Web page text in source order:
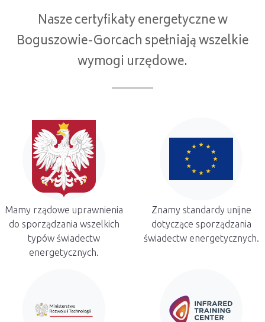
Nasze certyfikaty energetyczne w
Boguszowie-Gorcach spełniają wszelkie
wymogi urzędowe.
Mamy rządowe uprawnienia
do sporządzania wszelkich
typów świadectw
energetycznych.
Znamy standardy unijne
dotyczące sporządzania
świadectw energetycznych.